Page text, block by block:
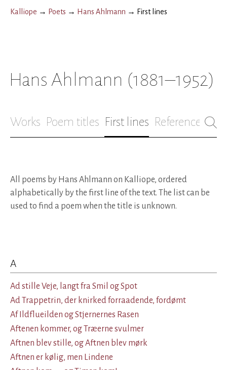
Kalliope → Poets → Hans Ahlmann → First lines
Hans Ahlmann (1881–1952)
Works Poem titles First lines References
All poems by Hans Ahlmann on Kalliope, ordered
alphabetically by the first line of the text. The list can be
used to find a poem when the title is unknown.
A
Ad stille Veje, langt fra Smil og Spot
Ad Trappetrin, der knirked forraadende, fordømt
Af Ildflueilden og Stjernernes Rasen
Aftenen kommer, og Træerne svulmer
Aftnen blev stille, og Aftnen blev mørk
Aftnen er kølig, men Lindene